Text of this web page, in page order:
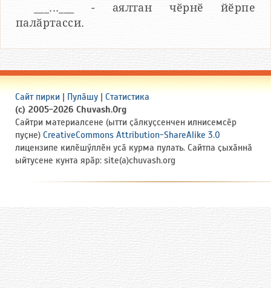
___...___ - аялтан чӗрнӗ йӗрпе
палӑртасси.
Сайт пирки | Пулӑшу | Статистика
(c) 2005-2026 Chuvash.Org
Сайтри материалсене (ытти ҫӑлкуҫсенчен илнисемсӗр
пуҫне) CreativeCommons Attribution-ShareAlike 3.0
лицензипе килӗшӳллӗн усӑ курма пулать. Сайтпа ҫыхӑннӑ
ыйтусене кунта ярӑр: site(a)chuvash.org